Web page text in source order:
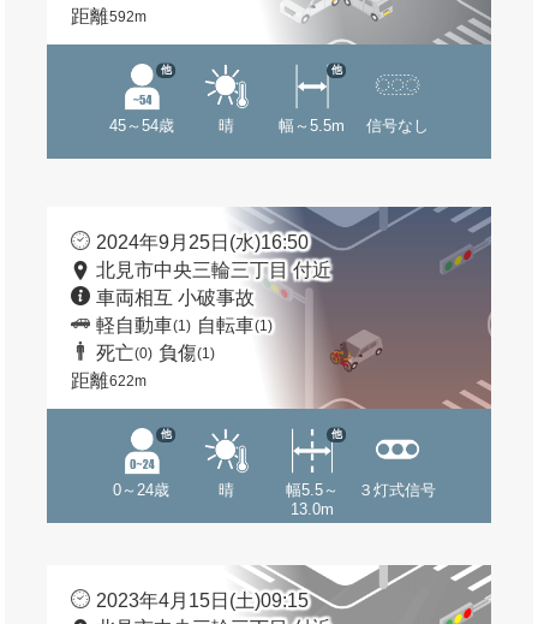
距離592m
45～54歳
他
晴 幅～5.5m
他
信号なし
2024年9月25日(水)16:50
北見市中央三輪三丁目 付近
車両相互 小破事故
軽自動車(1) 自転車(1)
死亡(0) 負傷(1)
距離622m
0～24歳
他
晴
幅5.5～
13.0m
他
３灯式信号
2023年4月15日(土)09:15